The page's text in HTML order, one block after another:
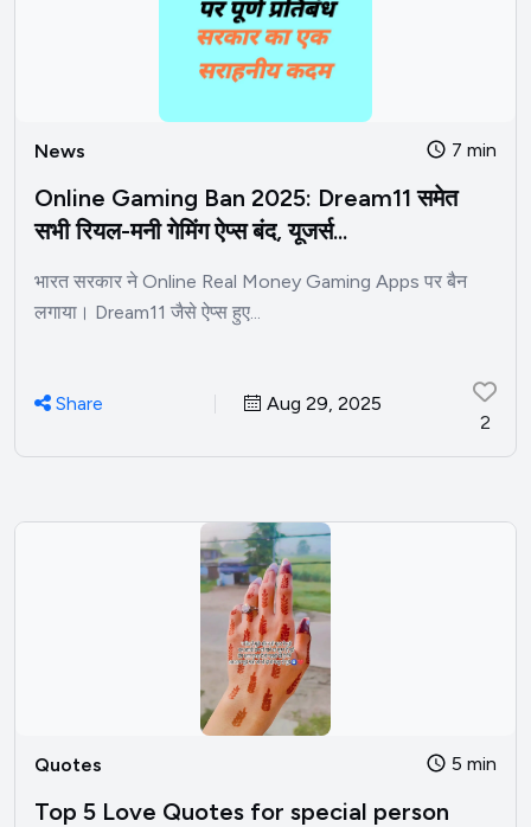
News 7 min
Online Gaming Ban 2025: Dream11 समेत
सभी रियल-मनी गेमिंग ऐप्स बंद, यूजर्स...
भारत सरकार ने Online Real Money Gaming Apps पर बैन
लगाया। Dream11 जैसे ऐप्स हुए...
Share
Aug 29, 2025
2
Quotes 5 min
Top 5 Love Quotes for special person